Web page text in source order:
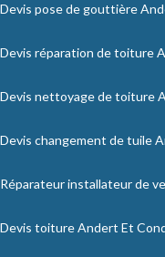
Devis pose de gouttière
Devis réparation de toiture
Devis nettoyage de toiture
Devis changement de tuile
Réparateur installateur de
Devis toiture Andert Et